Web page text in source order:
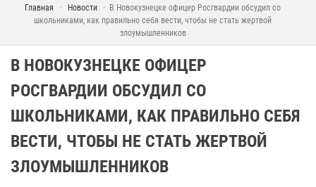
Главная Новости
В Новокузнецке офицер Росгвардии обсудил со
школьниками, как правильно себя вести, чтобы не стать жертвой
злоумышленников
В НОВОКУЗНЕЦКЕ ОФИЦЕР
РОСГВАРДИИ ОБСУДИЛ СО
ШКОЛЬНИКАМИ, КАК ПРАВИЛЬНО СЕБЯ
ВЕСТИ, ЧТОБЫ НЕ СТАТЬ ЖЕРТВОЙ
ЗЛОУМЫШЛЕННИКОВ